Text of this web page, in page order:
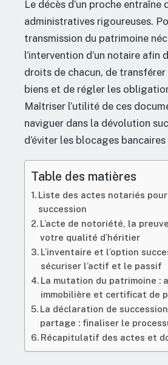
Le décès d’un proche entraîne
administratives rigoureuses.
transmission du patrimoine
l’intervention d’un notaire afin
droits de chacun, de
biens et de régler les
Maîtriser l’utilité de ces
naviguer dans la dévolution
d’éviter les blocages
Table des matières
Liste des actes notariés
succession
L’acte de notoriété, la
votre qualité d’héritier
L’inventaire et l’option
sécuriser l’actif et le passif
La mutation du patrimoine :
immobilière et certificat de
La déclaration de
partage : finaliser le
Récapitulatif des actes et